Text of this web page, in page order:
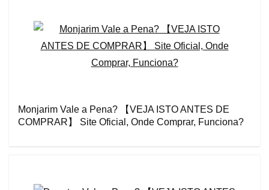
Monjarim Vale a Pena? 【VEJA ISTO ANTES DE
COMPRAR】 Site Oficial, Onde Comprar, Funciona?